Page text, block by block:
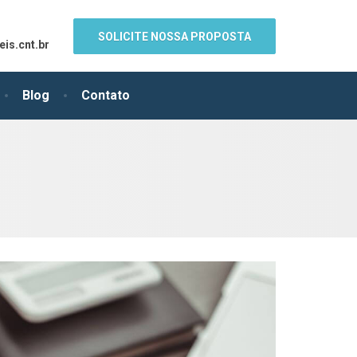
Blog Contato
SOLICITE NOSSA PROPOSTA